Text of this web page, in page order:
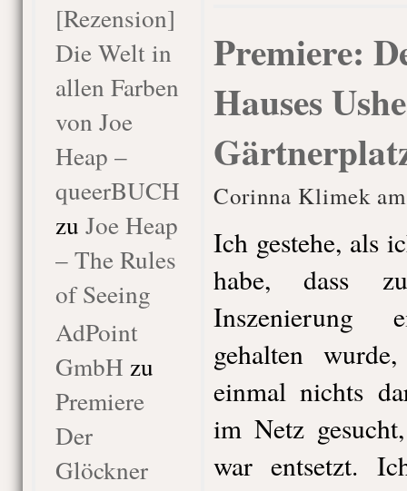
[Rezension]
Die Welt in
allen Farben
von Joe
Heap –
queerBUCH
zu Joe Heap
– The Rules
of Seeing
AdPoint
GmbH zu
Premiere
Der
Glöckner
Premiere:
Hauses
Corinna Klimek
Ich gestehe, als
habe, dass
Inszenierung
gehalten
einmal nichts
im Netz
war entsetzt.